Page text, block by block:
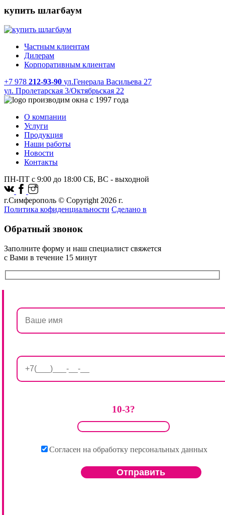
купить шлагбаум
Частным клиентам
Дилерам
Корпоративным клиентам
+7 978 212-93-90 ул.Генерала Васильева 27
ул. Пролетарская 3/Октябрьская 22
производим окна с 1997 года
О компании
Услуги
Продукция
Наши работы
Новости
Контакты
ПН-ПТ с 9:00 до 18:00 СБ, ВС - выходной
г.Симферополь © Copyright 2026 г.
Политика кофиденциальности Сделано в
Обратный звонок
Заполните форму и наш специалист свяжется
с Вами в течение 15 минут
10-3?
Согласен на обработку персональных данных